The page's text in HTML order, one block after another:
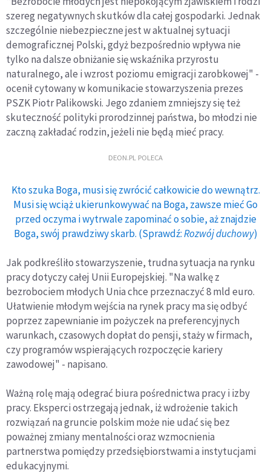
szereg negatywnych skutków dla całej gospodarki. Jednak
szczególnie niebezpieczne jest w aktualnej sytuacji
demograficznej Polski, gdyż bezpośrednio wpływa nie
tylko na dalsze obniżanie się wskaźnika przyrostu
naturalnego, ale i wzrost poziomu emigracji zarobkowej" -
ocenił cytowany w komunikacie stowarzyszenia prezes
PSZK Piotr Palikowski. Jego zdaniem zmniejszy się też
skuteczność polityki prorodzinnej państwa, bo młodzi nie
zaczną zakładać rodzin, jeżeli nie będą mieć pracy.
DEON.PL POLECA
Kto szuka Boga, musi się zwrócić całkowicie do wewnątrz.
Musi się wciąż ukierunkowywać na Boga, zawsze mieć Go
przed oczyma i wytrwale zapominać o sobie, aż znajdzie
Boga, swój prawdziwy skarb. (Sprawdź:Rozwój duchowy)
Jak podkreśliło stowarzyszenie, trudna sytuacja na rynku
pracy dotyczy całej Unii Europejskiej. "Na walkę z
bezrobociem młodych Unia chce przeznaczyć 8 mld euro.
Ułatwienie młodym wejścia na rynek pracy ma się odbyć
poprzez zapewnianie im pożyczek na preferencyjnych
warunkach, czasowych dopłat do pensji, staży w firmach,
czy programów wspierających rozpoczęcie kariery
zawodowej" - napisano.
Ważną rolę mają odegrać biura pośrednictwa pracy i izby
pracy. Eksperci ostrzegają jednak, iż wdrożenie takich
rozwiązań na gruncie polskim może nie udać się bez
poważnej zmiany mentalności oraz wzmocnienia
partnerstwa pomiędzy przedsiębiorstwami a instytucjami
edukacyjnymi.